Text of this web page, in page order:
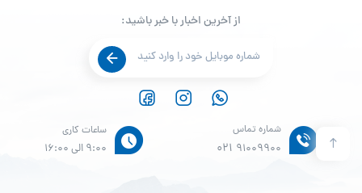
شماره تماس
021 91009900
ساعات کاری
9:00 الی 16:00
از آخرین اخبار با خبر باشید: